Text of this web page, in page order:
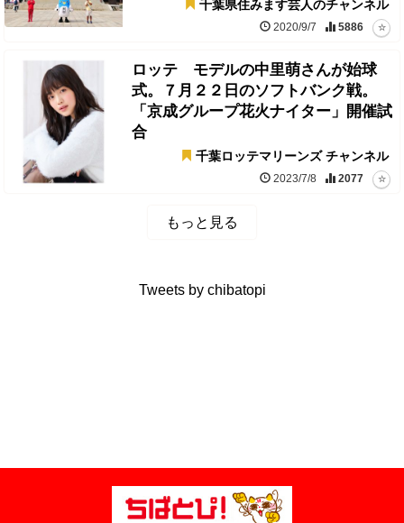
千葉県住みます芸人のチャンネル
2020/9/7 5886
ロッテ モデルの中里萌さんが始球
式。７月２２日のソフトバンク戦。
「京成グループ花火ナイター」開催試
合
千葉ロッテマリーンズ チャンネル
2023/7/8 2077
もっと見る
Tweets by chibatopi